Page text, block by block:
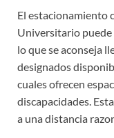
El estacionamiento
Universitario
lo que se aconseja
designados
cuales ofrecen
discapacidades.
a una distancia